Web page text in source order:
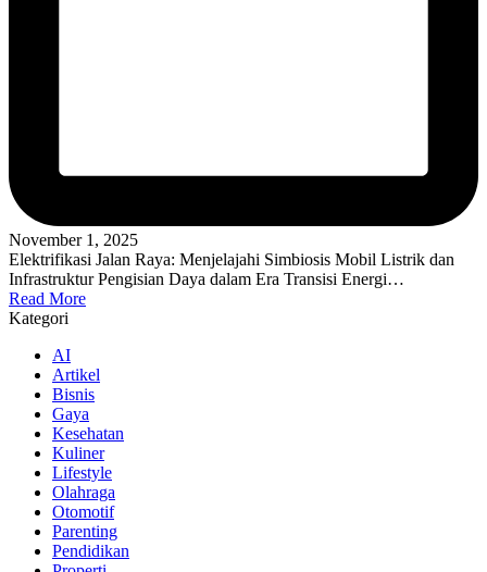
November 1, 2025
Elektrifikasi Jalan Raya: Menjelajahi Simbiosis Mobil Listrik dan
Infrastruktur Pengisian Daya dalam Era Transisi Energi…
Read More
Kategori
AI
Artikel
Bisnis
Gaya
Kesehatan
Kuliner
Lifestyle
Olahraga
Otomotif
Parenting
Pendidikan